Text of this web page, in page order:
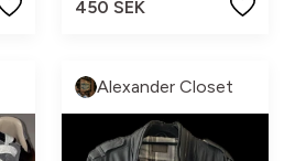
450 SEK
Alexander Closet